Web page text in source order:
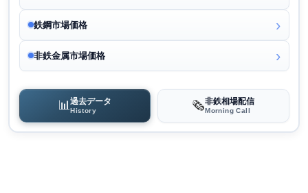
鉄鋼市場価格
非鉄金属市場価格
📊過去データ
History 🗞️非鉄相場配信
Morning Call